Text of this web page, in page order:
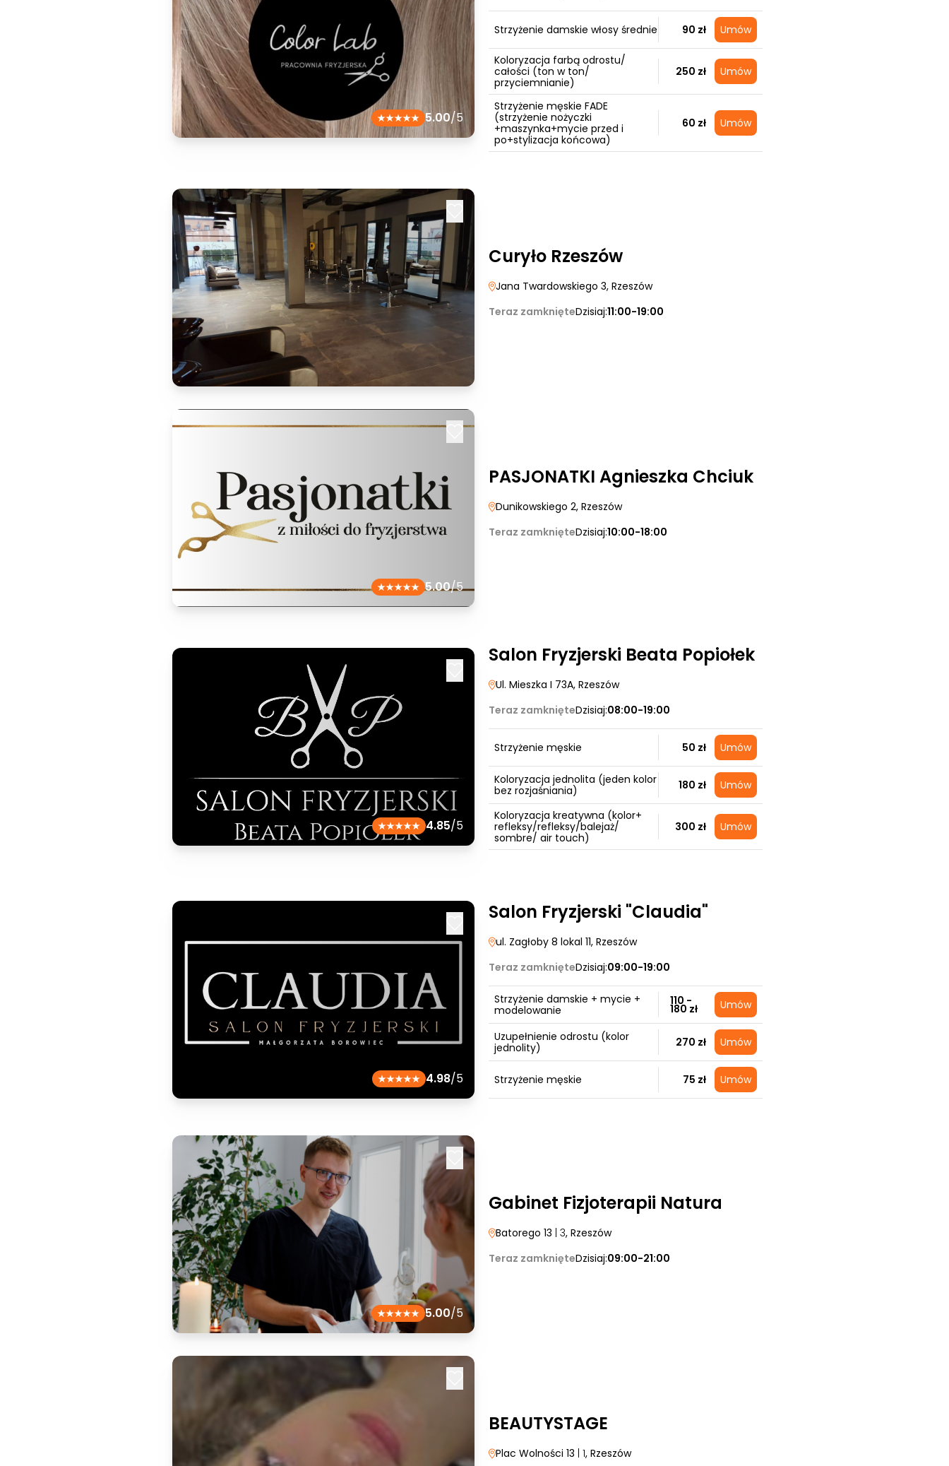
5.00/5
Strzyżenie damskie włosy średnie 90 zł Umów
Koloryzacja farbą odrostu/
całości (ton w ton/
przyciemnianie)
250 zł Umów
Strzyżenie męskie FADE
(strzyżenie nożyczki
+maszynka+mycie przed i
po+stylizacja końcowa)
60 zł Umów
Curyło Rzeszów
Jana Twardowskiego 3, Rzeszów
Teraz zamknięteDzisiaj:11:00-19:00
5.00/5
PASJONATKI Agnieszka Chciuk
Dunikowskiego 2, Rzeszów
Teraz zamknięteDzisiaj:10:00-18:00
4.85/5
Salon Fryzjerski Beata Popiołek
Ul. Mieszka I 73A, Rzeszów
Teraz zamknięteDzisiaj:08:00-19:00
Strzyżenie męskie 50 zł Umów
Koloryzacja jednolita (jeden kolor
bez rozjaśniania)
180 zł Umów
Koloryzacja kreatywna (kolor+
refleksy/refleksy/balejaż/
sombre/ air touch)
300 zł Umów
4.98/5
Salon Fryzjerski "Claudia"
ul. Zagłoby 8 lokal 11, Rzeszów
Teraz zamknięteDzisiaj:09:00-19:00
Strzyżenie damskie + mycie +
modelowanie
110 -
180 zł Umów
Uzupełnienie odrostu (kolor
jednolity)
270 zł Umów
Strzyżenie męskie 75 zł Umów
5.00/5
Gabinet Fizjoterapii Natura
Batorego 13 | 3, Rzeszów
Teraz zamknięteDzisiaj:09:00-21:00
BEAUTYSTAGE
Plac Wolności 13 | 1, Rzeszów